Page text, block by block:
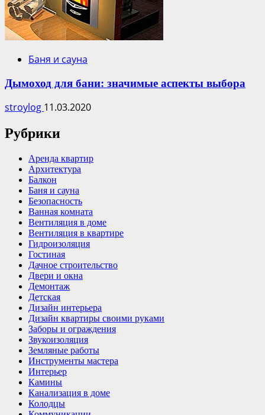
Баня и сауна
Дымоход для бани: значимые аспекты выбора
stroylog 11.03.2020
Рубрики
Аренда квартир
Архитектура
Балкон
Баня и сауна
Безопасность
Ванная комната
Вентиляция в доме
Вентиляция в квартире
Гидроизоляция
Гостиная
Дачное строительство
Двери и окна
Демонтаж
Детская
Дизайн интерьера
Дизайн квартиры своими руками
Заборы и ограждения
Звукоизоляция
Земляные работы
Инструменты мастера
Интерьер
Камины
Канализация в доме
Колодцы